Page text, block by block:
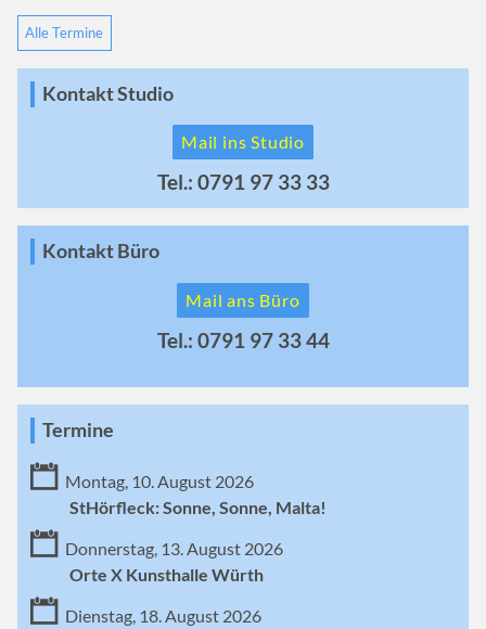
Alle Termine
Kontakt Studio
Mail ins Studio
Tel.: 0791 97 33 33
Kontakt Büro
Mail ans Büro
Tel.: 0791 97 33 44
Termine
Montag, 10. August 2026
StHörfleck: Sonne, Sonne, Malta!
Donnerstag, 13. August 2026
Orte X Kunsthalle Würth
Dienstag, 18. August 2026